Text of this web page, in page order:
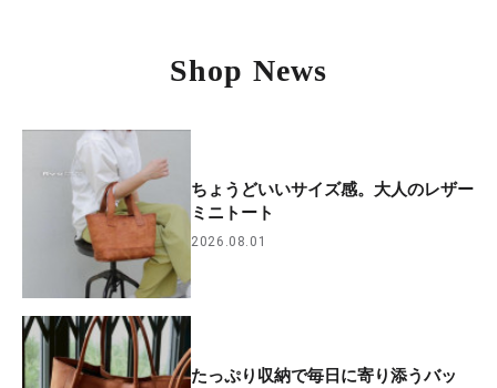
Shop News
ちょうどいいサイズ感。大人のレザー
ミニトート
2026.08.01
たっぷり収納で毎日に寄り添うバッ